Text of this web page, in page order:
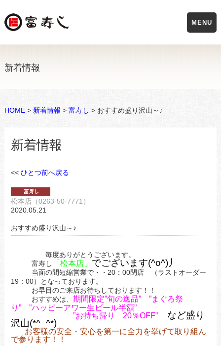
新着情報
HOME> 新着情報 > 富寿し > おすすめ盛り沢山～♪
新着情報
<< ひとつ前へ戻る
松本店（0263-50-7771）
2020.05.21
おすすめ盛り沢山～♪
毎度ありがとうございます。
富寿し
「松本店」 でございます(^o^)丿
当面の間短縮営業で・・20：00閉店 （ラストオーダー
19：00）となっております。
お早目のご来店お待ちしております！！
おすすめは、 期間限定”旬の逸品” ”まぐろ祭
り” ”ハッピーアワー生ビール半額”
”お持ち帰り 20％OFF”など盛り
沢山(*^_^*)
お客様の安全・安心を第一に全力を挙げて取り組ん
で参ります！！
MENU